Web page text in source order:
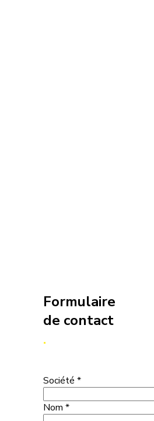
Formulaire
de contact
.
Société *
Nom *